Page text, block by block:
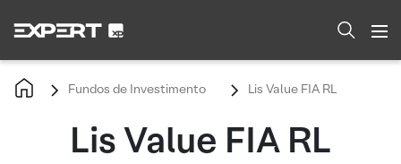
Fundos de Investimento Lis Value FIA RL
Lis Value FIA RL